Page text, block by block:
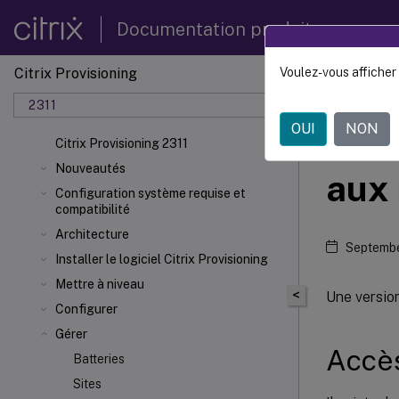
Documentation produit
Citrix Provisioning
2311
Citrix Provisioning 2311
Nouveautés
Configuration système requise et
compatibilité
Architecture
Installer le logiciel Citrix Provisioning
Mettre à niveau
Configurer
Gérer
Batteries
Sites
Citrix
<
aux
Une
Voulez-vous
OUI NON